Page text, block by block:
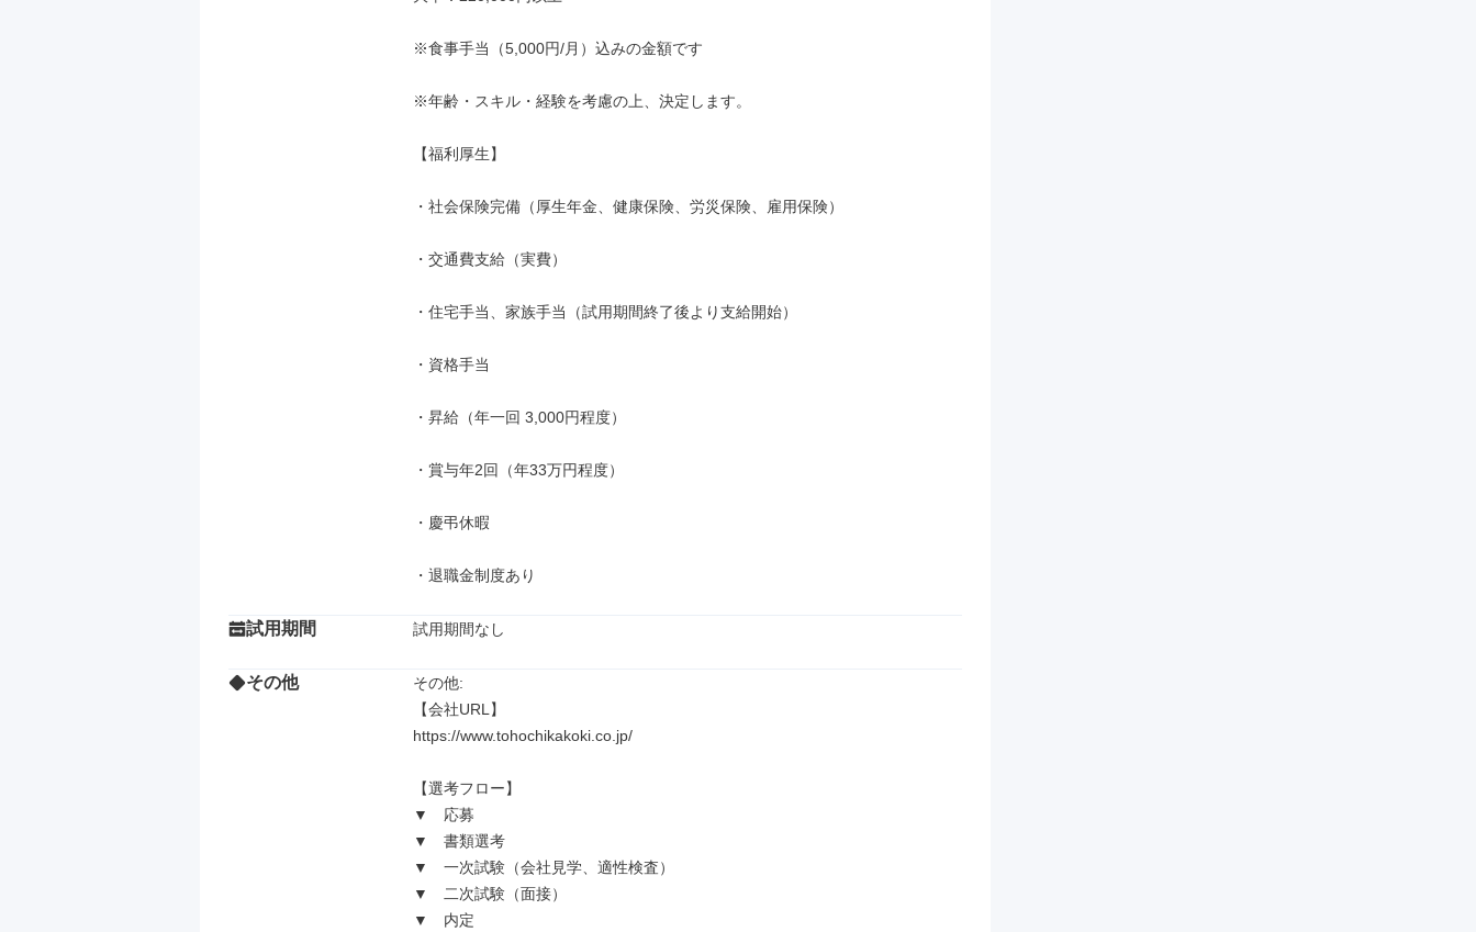
※食事手当（5,000円/月）込みの金額です
※年齢・スキル・経験を考慮の上、決定します。
【福利厚生】
・社会保険完備（厚生年金、健康保険、労災保険、雇用保険）
・交通費支給（実費）
・住宅手当、家族手当（試用期間終了後より支給開始）
・資格手当
・昇給（年一回 3,000円程度）
・賞与年2回（年33万円程度）
・慶弔休暇
・退職金制度あり
試用期間 試用期間なし
その他
その他:
【会社URL】
https://www.tohochikakoki.co.jp/
【選考フロー】
▼　応募
▼　書類選考
▼　一次試験（会社見学、適性検査）
▼　二次試験（面接）
▼　内定